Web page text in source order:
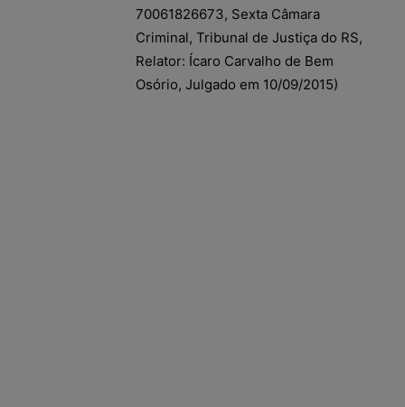
70061826673, Sexta Câmara
Criminal, Tribunal de Justiça do RS,
Relator: Ícaro Carvalho de Bem
Osório, Julgado em 10/09/2015)